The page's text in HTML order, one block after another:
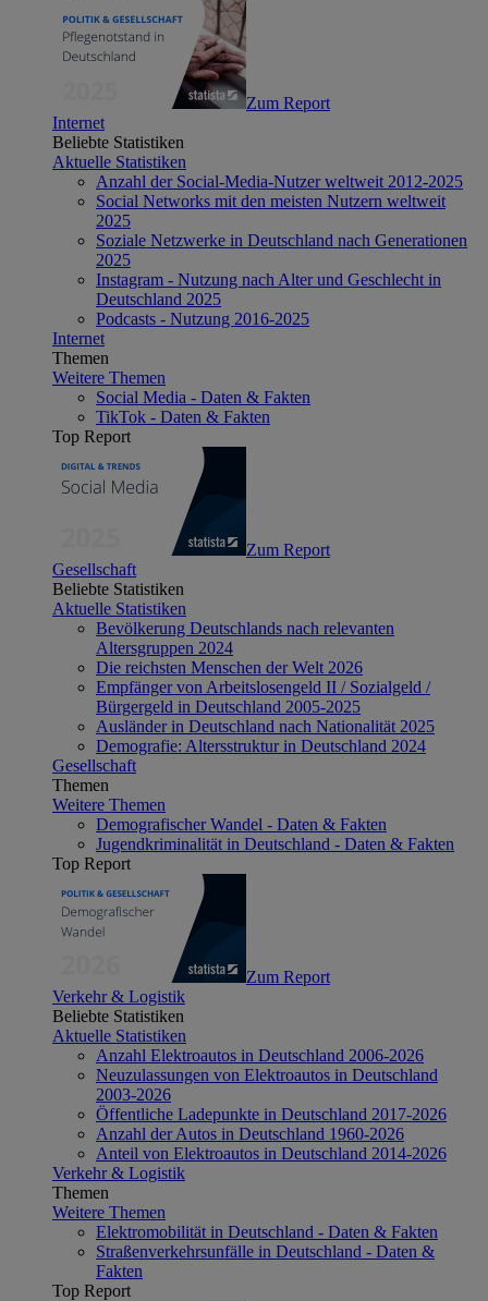
Zum Report
Internet
Beliebte Statistiken
Aktuelle Statistiken
Anzahl der Social-Media-Nutzer weltweit 2012-2025
Social Networks mit den meisten Nutzern weltweit
2025
Soziale Netzwerke in Deutschland nach Generationen
2025
Instagram - Nutzung nach Alter und Geschlecht in
Deutschland 2025
Podcasts - Nutzung 2016-2025
Internet
Themen
Weitere Themen
Social Media - Daten & Fakten
TikTok - Daten & Fakten
Top Report
Zum Report
Gesellschaft
Beliebte Statistiken
Aktuelle Statistiken
Bevölkerung Deutschlands nach relevanten
Altersgruppen 2024
Die reichsten Menschen der Welt 2026
Empfänger von Arbeitslosengeld II / Sozialgeld /
Bürgergeld in Deutschland 2005-2025
Ausländer in Deutschland nach Nationalität 2025
Demografie: Altersstruktur in Deutschland 2024
Gesellschaft
Themen
Weitere Themen
Demografischer Wandel - Daten & Fakten
Jugendkriminalität in Deutschland - Daten & Fakten
Top Report
Zum Report
Verkehr & Logistik
Beliebte Statistiken
Aktuelle Statistiken
Anzahl Elektroautos in Deutschland 2006-2026
Neuzulassungen von Elektroautos in Deutschland
2003-2026
Öffentliche Ladepunkte in Deutschland 2017-2026
Anzahl der Autos in Deutschland 1960-2026
Anteil von Elektroautos in Deutschland 2014-2026
Verkehr & Logistik
Themen
Weitere Themen
Elektromobilität in Deutschland - Daten & Fakten
Straßenverkehrsunfälle in Deutschland - Daten &
Fakten
Top Report